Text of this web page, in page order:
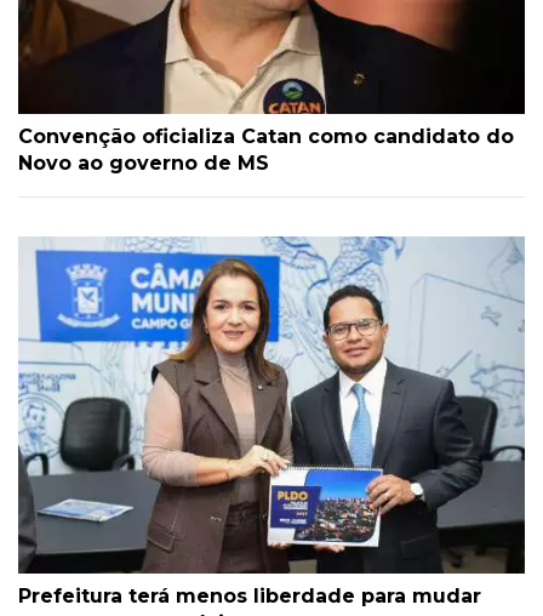
Convenção oficializa Catan como candidato do
Novo ao governo de MS
Prefeitura terá menos liberdade para mudar